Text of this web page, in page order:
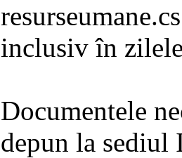
inclusiv în
Documentele
depun la sediul